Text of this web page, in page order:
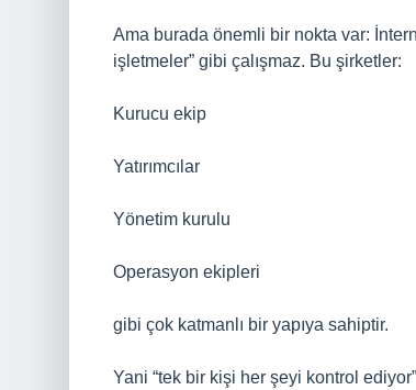
Ama burada önemli bir nokta var:
işletmeler” gibi çalışmaz. Bu şirketler:
Kurucu ekip
Yatırımcılar
Yönetim kurulu
Operasyon ekipleri
gibi çok katmanlı bir yapıya sahiptir.
Yani “tek bir kişi her şeyi kontrol